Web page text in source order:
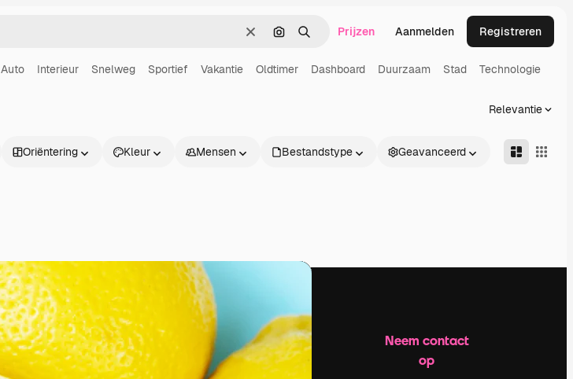
WissenZoeken op afbeelding
ZoekenPrijzen Aanmelden Registreren
Auto Interieur Snelweg Sportief Vakantie Oldtimer Dashboard Duurzaam Stad Technologie
Relevantie
Oriëntering Kleur Mensen Bestandstype Geavanceerd
Producten
Spaces
Aan de slag
Academy
Bedrijf
Prijzen
Neem contact
op